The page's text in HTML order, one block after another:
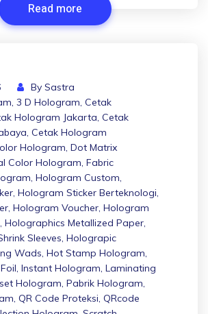
Read more
By Sastra
, 3 D Hologram, Cetak
Hologram Jakarta, Cetak
, Cetak Hologram
Hologram, Dot Matrix
Color Hologram, Fabric
, Hologram Custom,
, Hologram Sticker Berteknologi,
, Hologram Voucher, Hologram
, Holographics Metallized Paper,
Sleeves, Holograpic
Wads, Hot Stamp Hologram,
, Instant Hologram, Laminating
Hologram, Pabrik Hologram,
, QR Code Proteksi, QRcode